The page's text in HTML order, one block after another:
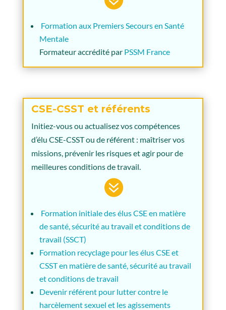
Formation aux Premiers Secours en Santé
Mentale
Formateur accrédité par PSSM France
CSE-CSST et référents
Initiez-vous ou actualisez vos compétences
d’élu CSE-CSST ou de référent : maîtriser vos
missions, prévenir les risques et agir pour de
meilleures conditions de travail.

Formation initiale des élus CSE en matière
de santé, sécurité au travail et conditions de
travail (SSCT)
Formation recyclage pour les élus CSE et
CSST en matière de santé, sécurité au travail
et conditions de travail
Devenir référent pour lutter contre le
harcèlement sexuel et les agissements